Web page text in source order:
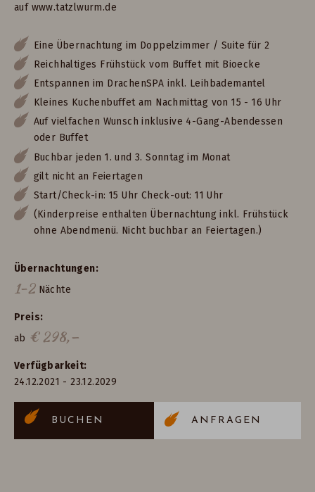
auf www.tatzlwurm.de
Eine Übernachtung im Doppelzimmer / Suite für 2
Reichhaltiges Frühstück vom Buffet mit Bioecke
Entspannen im DrachenSPA inkl. Leihbademantel
Kleines Kuchenbuffet am Nachmittag von 15 - 16 Uhr
Auf vielfachen Wunsch inklusive 4-Gang-Abendessen
oder Buffet
Buchbar jeden 1. und 3. Sonntag im Monat
gilt nicht an Feiertagen
Start/Check-in: 15 Uhr Check-out: 11 Uhr
(Kinderpreise enthalten Übernachtung inkl. Frühstück
ohne Abendmenü. Nicht buchbar an Feiertagen.)
Übernachtungen
1-2Nächte
Preis
ab € 298,—
Verfügbarkeit
24.12.2021 -23.12.2029
BUCHEN ANFRAGEN